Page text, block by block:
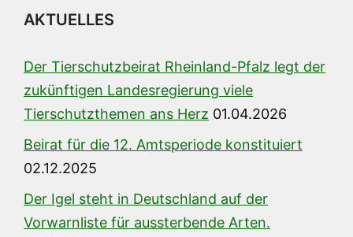
AKTUELLES
Der Tierschutzbeirat Rheinland-Pfalz legt der
zukünftigen Landesregierung viele
Tierschutzthemen ans Herz 01.04.2026
Beirat für die 12. Amtsperiode konstituiert
02.12.2025
Der Igel steht in Deutschland auf der
Vorwarnliste für aussterbende Arten.